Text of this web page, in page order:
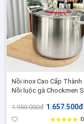
Nồi inox Cao Cấp Thành
Nồi luộc gà Chockmen
CKM42
1.950.000đ 1.657.500đ